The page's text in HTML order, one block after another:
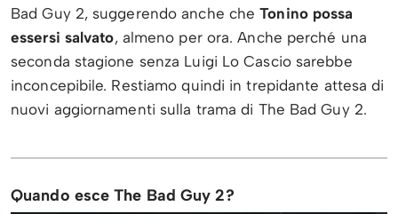
Bad Guy 2, suggerendo anche che Tonino possa
essersi salvato, almeno per ora. Anche perché una
seconda stagione senza Luigi Lo Cascio sarebbe
inconcepibile. Restiamo quindi in trepidante attesa di
nuovi aggiornamenti sulla trama di The Bad Guy 2.
Quando esce The Bad Guy 2?